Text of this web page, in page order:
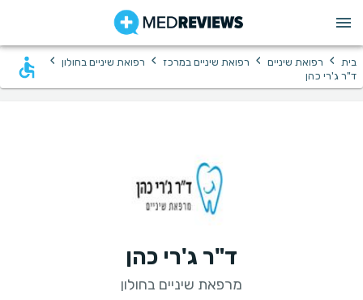
בית › רפואת שיניים › רפואת שיניים במרכז › רפואת שיניים בחולון ›
ד"ר ג'רי כהן
ד"ר ג'רי כהן
מרפאת שיניים בחולון